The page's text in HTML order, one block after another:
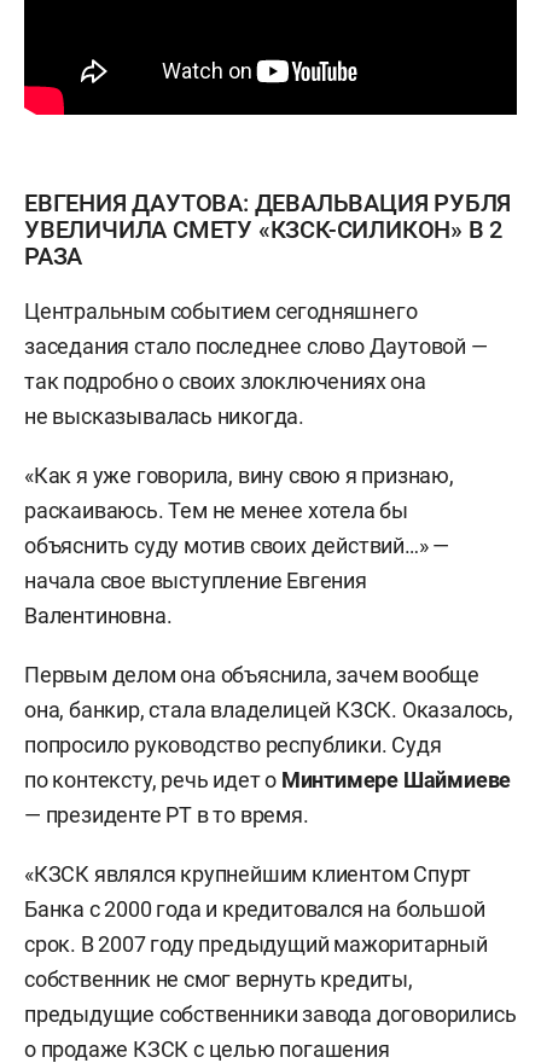
ЕВГЕНИЯ ДАУТОВА: ДЕВАЛЬВАЦИЯ РУБЛЯ
УВЕЛИЧИЛА СМЕТУ «КЗСК-СИЛИКОН» В 2
РАЗА
Центральным событием сегодняшнего
заседания стало последнее слово Даутовой —
так подробно о своих злоключениях она
не высказывалась никогда.
«Как я уже говорила, вину свою я признаю,
раскаиваюсь. Тем не менее хотела бы
объяснить суду мотив своих действий…» —
начала свое выступление Евгения
Валентиновна.
Первым делом она объяснила, зачем вообще
она, банкир, стала владелицей КЗСК. Оказалось,
попросило руководство республики. Судя
по контексту, речь идет о Минтимере Шаймиеве
— президенте РТ в то время.
«КЗСК являлся крупнейшим клиентом Спурт
Банка с 2000 года и кредитовался на большой
срок. В 2007 году предыдущий мажоритарный
собственник не смог вернуть кредиты,
предыдущие собственники завода договорились
о продаже КЗСК с целью погашения